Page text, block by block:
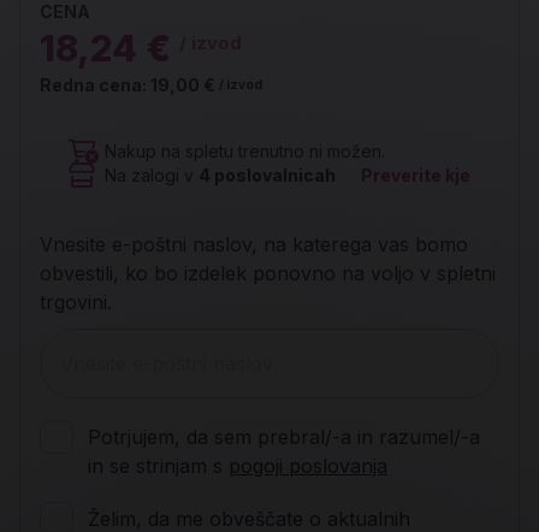
CENA
18,24 €
Redna cena: 19,00 € / izvod
Nakup na spletu trenutno ni možen.
Na zalogi v 4 poslovalnicah Preverite kje
Vnesite e-poštni naslov, na katerega vas bomo
obvestili, ko bo izdelek ponovno na voljo v spletni
trgovini.
Potrjujem, da sem prebral/-a in razumel/-a
in se strinjam s pogoji poslovanja
Želim, da me obveščate o aktualnih